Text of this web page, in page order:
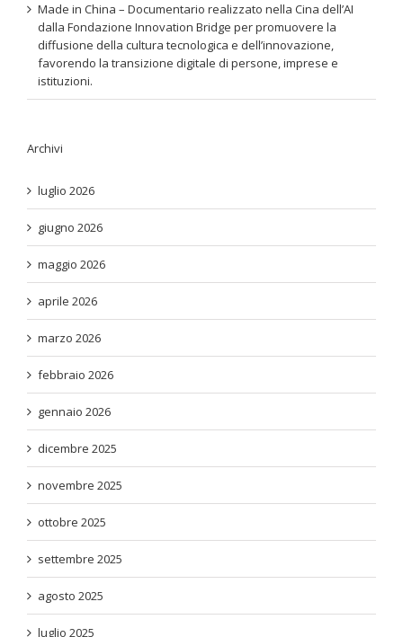
Made in China – Documentario realizzato nella Cina dell’AI
dalla Fondazione Innovation Bridge per promuovere la
diffusione della cultura tecnologica e dell’innovazione,
favorendo la transizione digitale di persone, imprese e
istituzioni.
Archivi
luglio 2026
giugno 2026
maggio 2026
aprile 2026
marzo 2026
febbraio 2026
gennaio 2026
dicembre 2025
novembre 2025
ottobre 2025
settembre 2025
agosto 2025
luglio 2025